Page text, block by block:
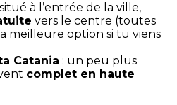
à l’entrée de la ville,
vers le centre (toutes
la meilleure option si tu viens
Catania : un peu plus
complet en haute